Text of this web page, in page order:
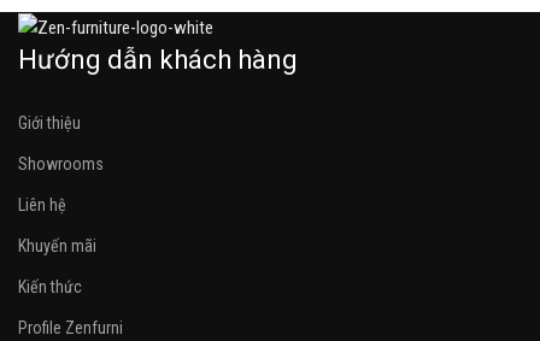
Hướng dẫn khách hàng
Giới thiệu
Showrooms
Liên hệ
Khuyến mãi
Kiến thức
Profile Zenfurni